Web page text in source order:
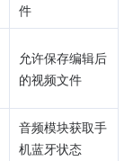
件
允许保存编辑后
的视频文件
音频模块获取手
机蓝牙状态